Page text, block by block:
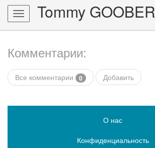
Toggle
navigation
Tommy GOOBER
Комментарии:
Все комментарии 0 Добавить
О нас
Конфиденциальность